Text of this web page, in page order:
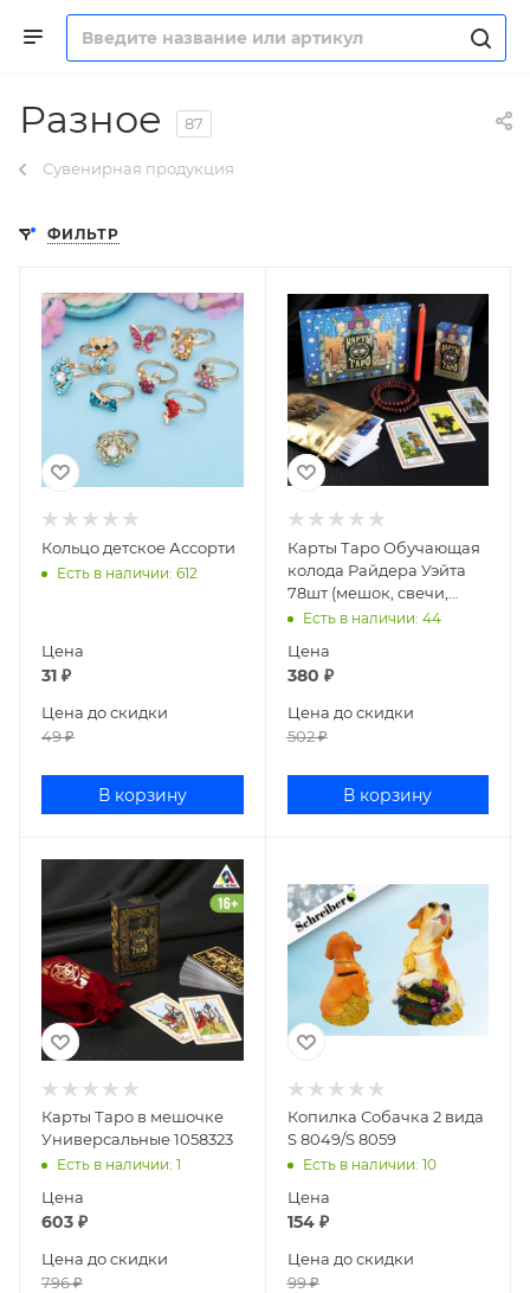
Разное 87
Сувенирная продукция
ФИЛЬТР
Кольцо детское Ассорти
Есть в наличии: 612
Цена
31 ₽
Цена до скидки
49₽
В корзину
Карты Таро Обучающая
колода Райдера Уэйта
78шт (мешок, свечи,
четки) 4551003
Есть в наличии: 44
Цена
380 ₽
Цена до скидки
502₽
В корзину
Карты Таро в мешочке
Универсальные 1058323
Есть в наличии: 1
Цена
603 ₽
Цена до скидки
796₽
Копилка Собачка 2 вида
S 8049/S 8059
Есть в наличии: 10
Цена
154₽
Цена до скидки
99₽